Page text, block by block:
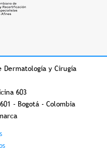
Dermatología y Cirugía
603
- Bogotá - Colombia